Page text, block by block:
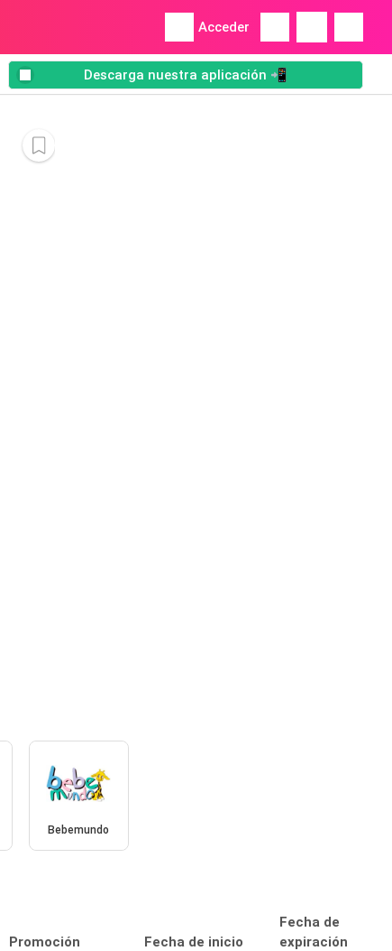
Acceder
Descarga nuestra aplicación 📲
Bebemundo
Promoción Fecha de inicio
Fecha de
expiración